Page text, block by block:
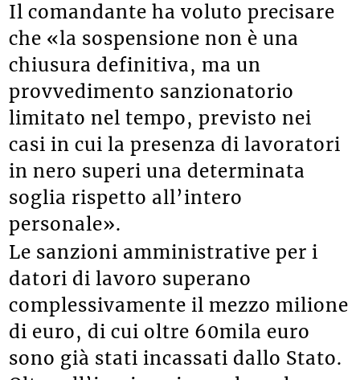
Il comandante ha voluto precisare
che «la sospensione non è una
chiusura definitiva, ma un
provvedimento sanzionatorio
limitato nel tempo, previsto nei
casi in cui la presenza di lavoratori
in nero superi una determinata
soglia rispetto all’intero
personale».
Le sanzioni amministrative per i
datori di lavoro superano
complessivamente il mezzo milione
di euro, di cui oltre 60mila euro
sono già stati incassati dallo Stato.